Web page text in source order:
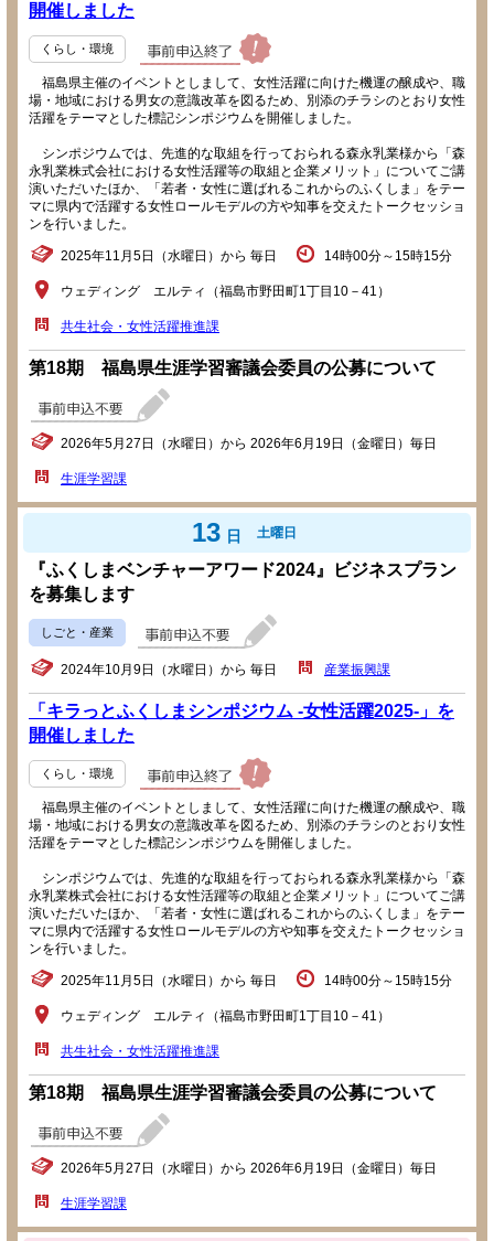
開催しました
くらし・環境
福島県主催のイベントとしまして、女性活躍に向けた機運の醸成や、職
場・地域における男女の意識改革を図るため、別添のチラシのとおり女性
活躍をテーマとした標記シンポジウムを開催しました。
シンポジウムでは、先進的な取組を行っておられる森永乳業様から「森
永乳業株式会社における女性活躍等の取組と企業メリット」についてご講
演いただいたほか、「若者・女性に選ばれるこれからのふくしま」をテー
マに県内で活躍する女性ロールモデルの方や知事を交えたトークセッショ
ンを行いました。
2025年11月5日（水曜日）から 毎日 14時00分～15時15分
ウェディング エルティ（福島市野田町1丁目10－41）
共生社会・女性活躍推進課
第18期 福島県生涯学習審議会委員の公募について
2026年5月27日（水曜日）から 2026年6月19日（金曜日）毎日
生涯学習課
13 日 土曜日
『ふくしまベンチャーアワード2024』ビジネスプラン
を募集します
しごと・産業
2024年10月9日（水曜日）から 毎日 産業振興課
「キラっとふくしまシンポジウム -女性活躍2025-」を
開催しました
くらし・環境
福島県主催のイベントとしまして、女性活躍に向けた機運の醸成や、職
場・地域における男女の意識改革を図るため、別添のチラシのとおり女性
活躍をテーマとした標記シンポジウムを開催しました。
シンポジウムでは、先進的な取組を行っておられる森永乳業様から「森
永乳業株式会社における女性活躍等の取組と企業メリット」についてご講
演いただいたほか、「若者・女性に選ばれるこれからのふくしま」をテー
マに県内で活躍する女性ロールモデルの方や知事を交えたトークセッショ
ンを行いました。
2025年11月5日（水曜日）から 毎日 14時00分～15時15分
ウェディング エルティ（福島市野田町1丁目10－41）
共生社会・女性活躍推進課
第18期 福島県生涯学習審議会委員の公募について
2026年5月27日（水曜日）から 2026年6月19日（金曜日）毎日
生涯学習課